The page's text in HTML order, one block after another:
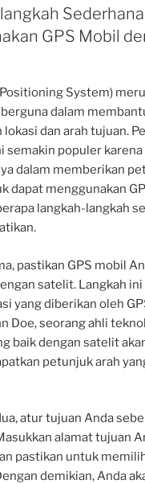
Sederhana
GPS Mobil
Positioning System)
dalam
dan arah tujuan.
semakin populer
dalam memberikan
dapat menggunakan
langkah-langkah
pastikan GPS mobil
satelit. Langkah
yang diberikan oleh
Doe, seorang ahli
baik dengan satelit
petunjuk arah
atur tujuan Anda
alamat tujuan
pastikan untuk
demikian, Anda